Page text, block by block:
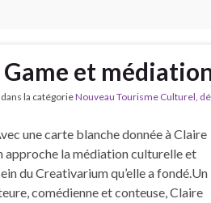
Game et
dans la catégorieNouveau Tourisme Culturel,
une carte blanche donnée à Claire
approche la médiation culturelle et
du Creativarium qu’elle a fondé.Un
comédienne et conteuse, Claire